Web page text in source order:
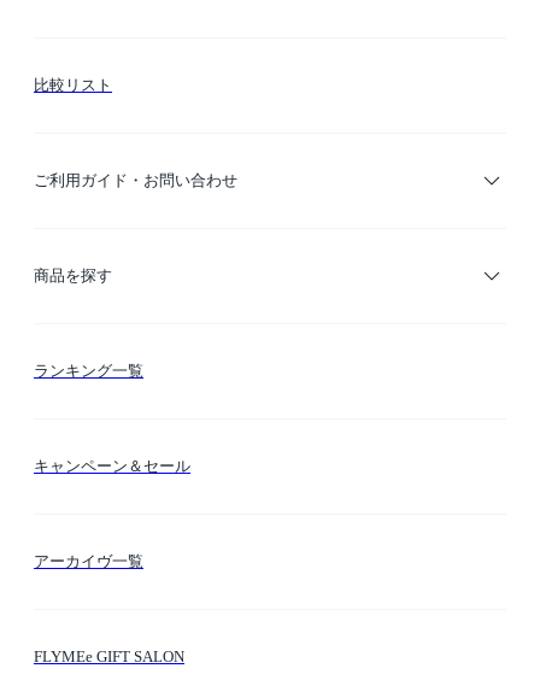
比較リスト
ご利用ガイド・お問い合わせ
ご利用ガイド
商品を探す
カテゴリー検索
ランキング一覧
キャンペーン＆セール
アーカイヴ一覧
FLYMEe GIFT SALON